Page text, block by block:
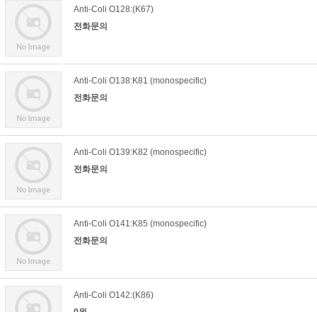
Anti-Coli O128:(K67)
전화문의
Anti-Coli O138:K81 (monospecific)
전화문의
Anti-Coli O139:K82 (monospecific)
전화문의
Anti-Coli O141:K85 (monospecific)
전화문의
Anti-Coli O142:(K86)